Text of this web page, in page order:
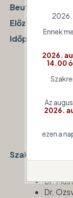
Beutaló
Előzetes
Időpont
Telefon
:
Kérjük,
Szakorvosok:
Dr.
Dr.
Dr.
2026.
Ennek
2026.
14.00
Az
2026.
ezen a